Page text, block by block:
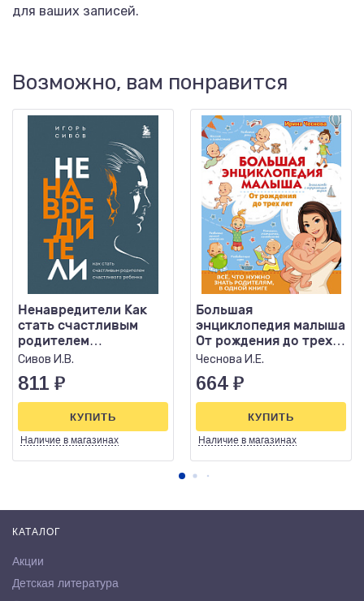
для ваших записей.
Возможно, вам понравится
Ненавредители Как
стать счастливым
родителем
счастливого ребенка
Сивов И.В.
811 ₽
Наличие в магазинах
КУПИТЬ
Большая
энциклопедия малыша
От рождения до трех
лет Все, что нужно
Чеснова И.Е.
664 ₽
Наличие в магазинах
КУПИТЬ
КАТАЛОГ
Акции
Детская литература